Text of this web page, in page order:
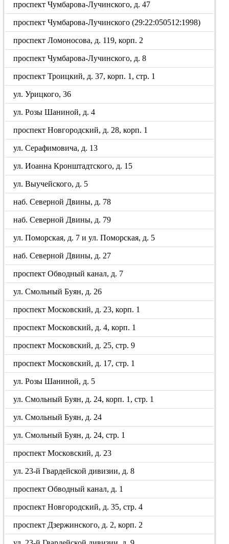
проспект Чумбарова-Лучинского, д. 47
проспект Чумбарова-Лучинского (29:22:050512:1998)
проспект Ломоносова, д. 119, корп. 2
проспект Чумбарова-Лучинского, д. 8
проспект Троицкий, д. 37, корп. 1, стр. 1
ул. Урицкого, 36
ул. Розы Шаниной, д. 4
проспект Новгородский, д. 28, корп. 1
ул. Серафимовича, д. 13
ул. Иоанна Кронштадтского, д. 15
ул. Выучейского, д. 5
наб. Северной Двины, д. 78
наб. Северной Двины, д. 79
ул. Поморская, д. 7 и ул. Поморская, д. 5
наб. Северной Двины, д. 27
проспект Обводный канал, д. 7
ул. Смольный Буян, д. 26
проспект Московский, д. 23, корп. 1
проспект Московский, д. 4, корп. 1
проспект Московский, д. 25, стр. 9
проспект Московский, д. 17, стр. 1
ул. Розы Шаниной, д. 5
ул. Смольный Буян, д. 24, корп. 1, стр. 1
ул. Смольный Буян, д. 24
ул. Смольный Буян, д. 24, стр. 1
проспект Московский, д. 23
ул. 23-й Гвардейской дивизии, д. 8
проспект Обводный канал, д. 1
проспект Новгородский, д. 35, стр. 4
проспект Дзержинского, д. 2, корп. 2